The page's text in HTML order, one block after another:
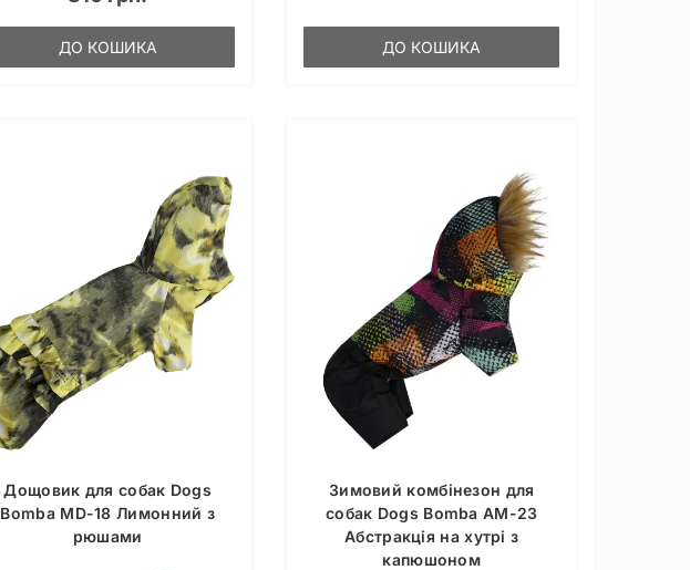
ДО КОШИКА ДО КОШИКА
Дощовик для собак Dogs
Bomba MD-18 Лимонний з
рюшами
Зимовий комбінезон для
собак Dogs Bomba AM-23
Абстракція на хутрі з
капюшоном